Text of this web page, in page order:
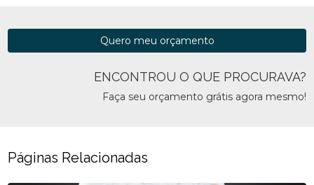
ENCONTROU O QUE PROCURAVA?
Faça seu orçamento grátis agora mesmo!
Quero meu orçamento
Páginas Relacionadas